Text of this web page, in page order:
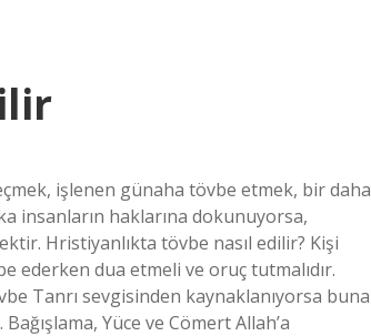
işlenen günaha tövbe etmek, bir daha
insanların haklarına dokunuyorsa,
Hristiyanlıkta tövbe nasıl edilir? Kişi
ederken dua etmeli ve oruç tutmalıdır.
Tanrı sevgisinden kaynaklanıyorsa buna
Yüce ve Cömert Allah’a